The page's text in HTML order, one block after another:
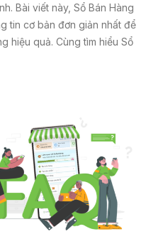
Bài viết này, Sổ Bán Hàng
tin cơ bản đơn giản nhất để
hiệu quả. Cùng tìm hiểu Sổ